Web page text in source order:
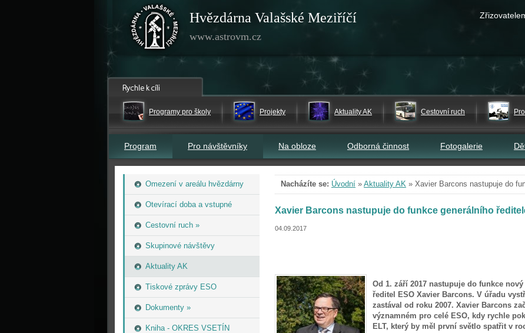
Hvězdárna Valašské Meziříčí
www.astrovm.cz
Programy pro školy Projekty Aktuality AK Cestovní ruch
Program Pro návštěvníky Na obloze Odborná činnost Fotogalerie
Omezení v areálu hvězdárny
Otevírací doba a vstupné
Cestovní ruch »
Skupinové návštěvy
Aktuality AK
Tiskové zprávy ESO
Dokumenty »
Kniha - OKRES VSETÍN
Nacházíte se: Úvodní » Aktuality AK » Xavier Barcons nastupuje do
Xavier Barcons nastupuje do funkce generálního
04.09.2017
Od 1. září 2017 nastupuje do funkce
ředitel ESO Xavier Barcons. V úřadu
zastával od roku 2007. Xavier Barcons
významném pro celé ESO, kdy rychle
ELT, který by měl první světlo spatřit v